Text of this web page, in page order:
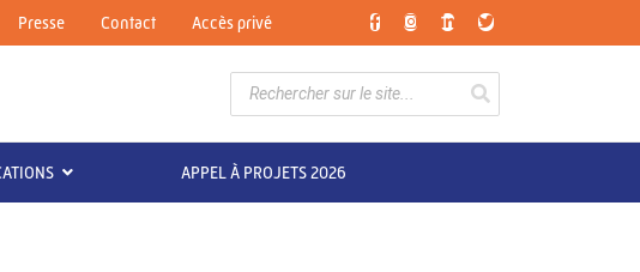
Presse Contact Accès privé
APPEL À PROJETS 2026